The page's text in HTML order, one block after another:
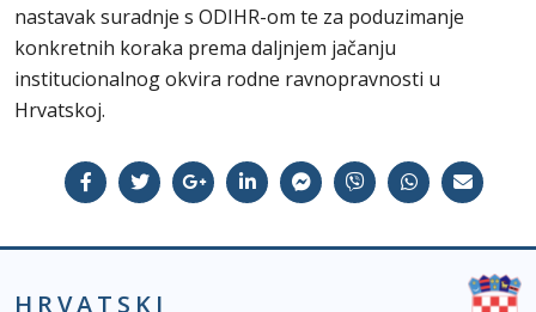
nastavak suradnje s ODIHR-om te za poduzimanje
konkretnih koraka prema daljnjem jačanju
institucionalnog okvira rodne ravnopravnosti u
Hrvatskoj.
HRVATSKI